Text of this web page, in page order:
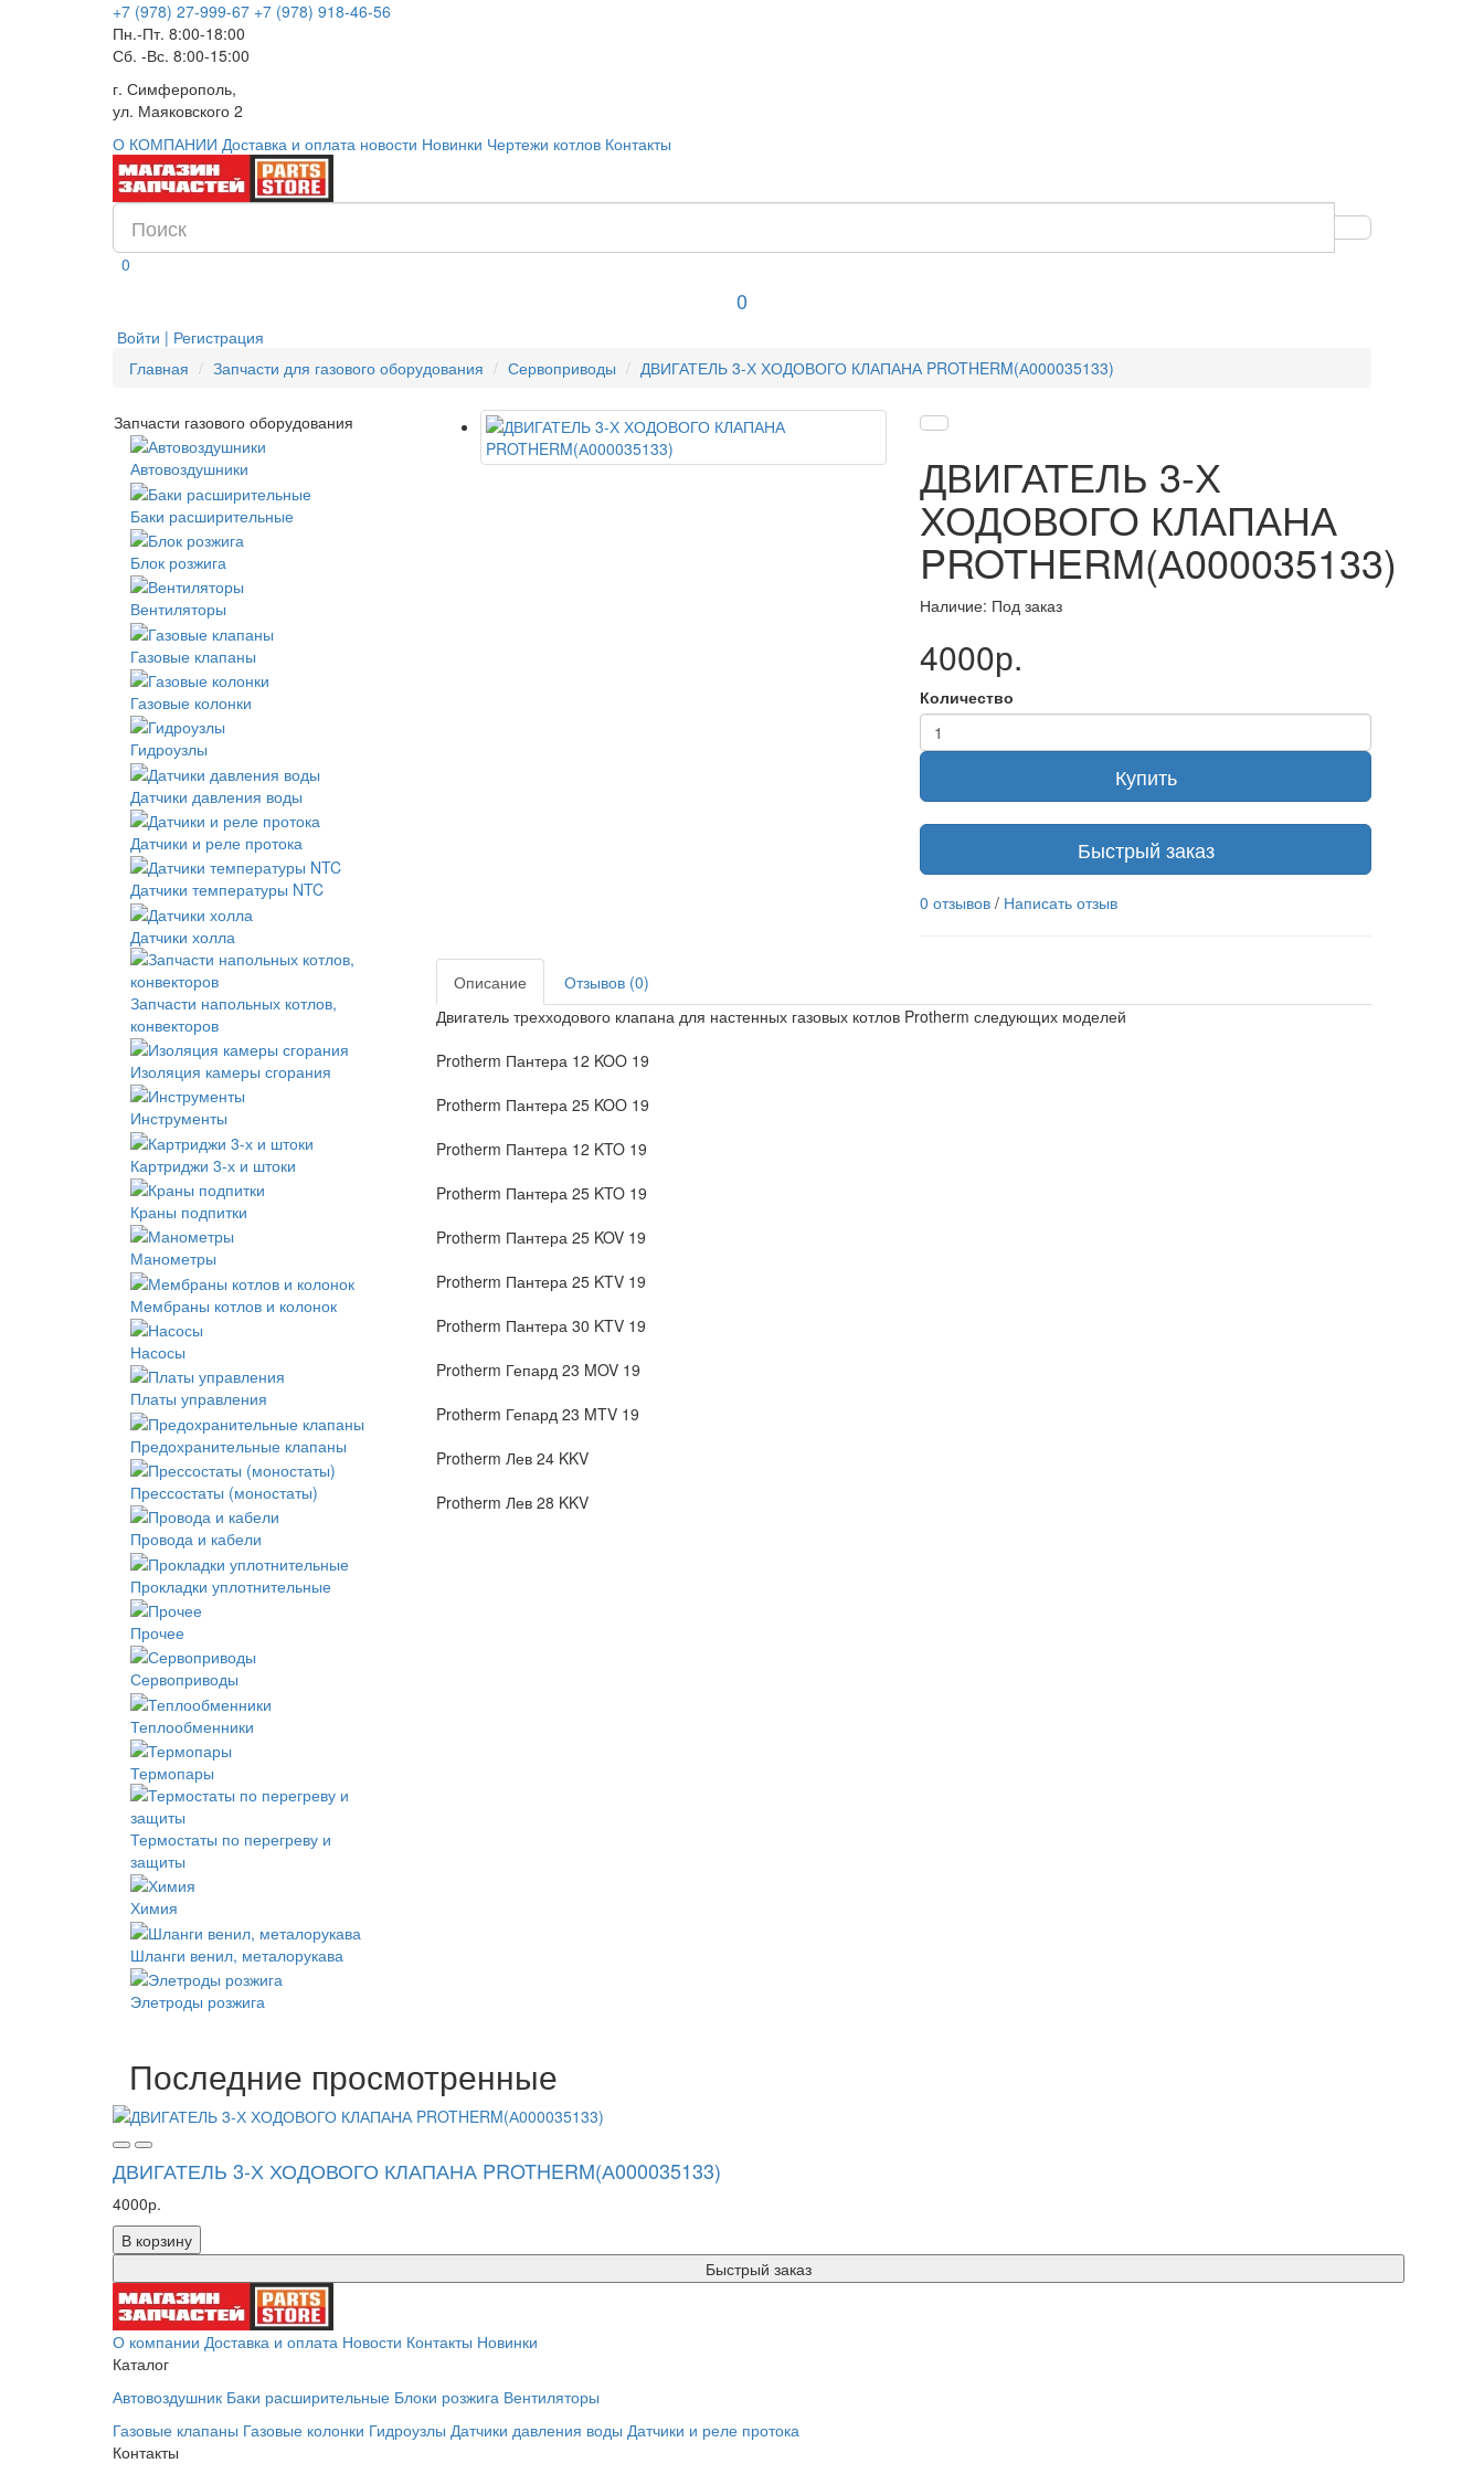
+7 (978) 27-999-67 +7 (978) 918-46-56
Пн.-Пт. 8:00-18:00
Сб. -Вс. 8:00-15:00
г. Симферополь,
ул. Маяковского 2
О КОМПАНИИ Доставка и оплата новости Новинки Чертежи котлов Контакты
0
0
Войти | Регистрация
Главная
Запчасти для газового оборудования Сервоприводы ДВИГАТЕЛЬ 3-Х ХОДОВОГО КЛАПАНА PROTHERM(А000035133)
Запчасти газового оборудования
Автовоздушники
Баки расширительные
Блок розжига
Вентиляторы
Газовые клапаны
Газовые колонки
Гидроузлы
Датчики давления воды
Датчики и реле протока
Датчики температуры NTC
Датчики холла
Запчасти напольных котлов,
конвекторов
Изоляция камеры сгорания
Инструменты
Картриджи 3-х и штоки
Краны подпитки
Манометры
Мембраны котлов и колонок
Насосы
Платы управления
Предохранительные клапаны
Прессостаты (моностаты)
Провода и кабели
Прокладки уплотнительные
Прочее
Сервоприводы
Теплообменники
Термопары
Термостаты по перегреву и
защиты
Химия
Шланги венил, металорукава
Элетроды розжига
ДВИГАТЕЛЬ 3-Х
ХОДОВОГО КЛАПАНА
PROTHERM(А000035133)
Наличие: Под заказ
4000р.
Количество
Купить
Быстрый заказ
0 отзывов / Написать отзыв
Описание
Отзывов (0)
Двигатель трехходового клапана для настенных газовых котлов Protherm следующих моделей
Protherm Пантера 12 KOO 19
Protherm Пантера 25 KOO 19
Protherm Пантера 12 KTO 19
Protherm Пантера 25 KTO 19
Protherm Пантера 25 KOV 19
Protherm Пантера 25 KTV 19
Protherm Пантера 30 KTV 19
Protherm Гепард 23 MOV 19
Protherm Гепард 23 MTV 19
Protherm Лев 24 KKV
Protherm Лев 28 KKV
Последние просмотренные
ДВИГАТЕЛЬ 3-Х ХОДОВОГО КЛАПАНА PROTHERM(А000035133)
4000р.
В корзину
Быстрый заказ
О компании Доставка и оплата Новости Контакты Новинки
Каталог
Автовоздушник Баки расширительные Блоки розжига Вентиляторы
Газовые клапаны Газовые колонки Гидроузлы Датчики давления воды Датчики и реле протока
Контакты